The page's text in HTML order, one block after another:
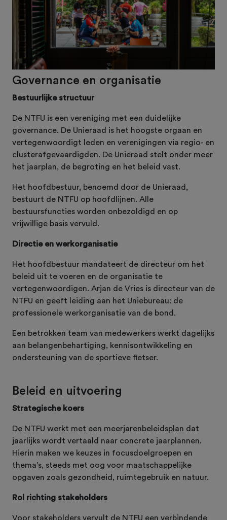
Governance en organisatie
Bestuurlijke structuur
De NTFU is een vereniging met een duidelijke
governance. De Unieraad is het hoogste orgaan en
vertegenwoordigt leden en verenigingen via regio- en
clusterafgevaardigden. De Unieraad stelt onder meer
het jaarplan, de begroting en het beleid vast.
Het hoofdbestuur, benoemd door de Unieraad,
bestuurt de NTFU op hoofdlijnen. Alle
bestuursfuncties worden onbezoldigd en op
vrijwillige basis vervuld.
Directie en werkorganisatie
Het hoofdbestuur mandateert de directeur om het
beleid uit te voeren en de organisatie te
vertegenwoordigen. Arjan de Vries is directeur van de
NTFU en geeft leiding aan het Uniebureau: de
professionele werkorganisatie van de bond.
Een betrokken team van medewerkers werkt dagelijks
aan belangenbehartiging, kennisontwikkeling en
ondersteuning van de sportieve fietser.
Beleid en uitvoering
Strategische koers
De NTFU werkt met een meerjarenbeleidsplan dat
jaarlijks wordt vertaald naar concrete jaarplannen.
Hierin maken we keuzes in focusdoelgroepen en
thema’s, steeds met oog voor maatschappelijke
opgaven zoals gezondheid, ruimtegebruik en natuur.
Rol richting stakeholders
Voor stakeholders vervult de NTFU een verbindende